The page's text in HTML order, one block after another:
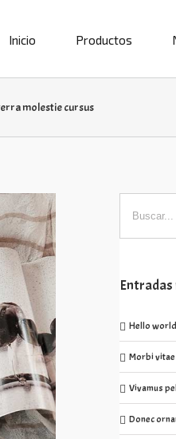
Inicio Productos
molestie cursus
Hello
Morbi
Vivamus
Donec